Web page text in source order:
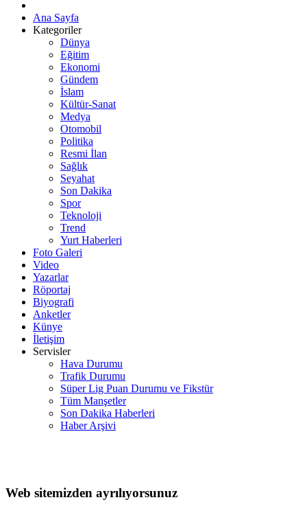
Ana Sayfa
Kategoriler
Dünya
Eğitim
Ekonomi
Gündem
İslam
Kültür-Sanat
Medya
Otomobil
Politika
Resmi İlan
Sağlık
Seyahat
Son Dakika
Spor
Teknoloji
Trend
Yurt Haberleri
Foto Galeri
Video
Yazarlar
Röportaj
Biyografi
Anketler
Künye
İletişim
Servisler
Hava Durumu
Trafik Durumu
Süper Lig Puan Durumu ve Fikstür
Tüm Manşetler
Son Dakika Haberleri
Haber Arşivi
Web sitemizden ayrılıyorsunuz